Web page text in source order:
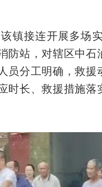
镇接连开展多场
防站，对辖区中石
员分工明确，救援
时长、救援措施落